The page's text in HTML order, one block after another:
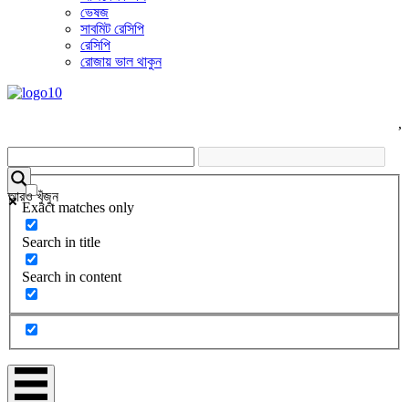
ভেষজ
সাবমিট রেসিপি
রেসিপি
রোজায় ভাল থাকুন
,
আরও খুঁজুন
Exact matches only
Search in title
Search in content